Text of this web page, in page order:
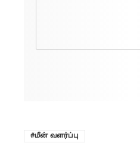
மீன் வளர்ப்பு